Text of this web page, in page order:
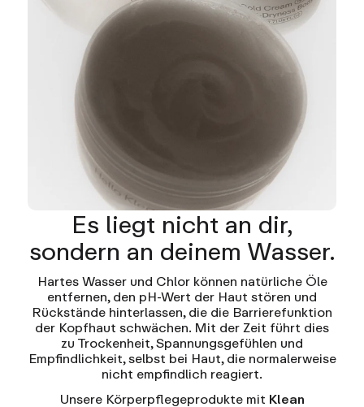
Es liegt nicht an dir,
sondern an deinem Wasser.
Hartes Wasser und Chlor können natürliche Öle
entfernen, den pH-Wert der Haut stören und
Rückstände hinterlassen, die die Barrierefunktion
der Kopfhaut schwächen. Mit der Zeit führt dies
zu Trockenheit, Spannungsgefühlen und
Empfindlichkeit, selbst bei Haut, die normalerweise
nicht empfindlich reagiert.
Unsere Körperpflegeprodukte mit Klean